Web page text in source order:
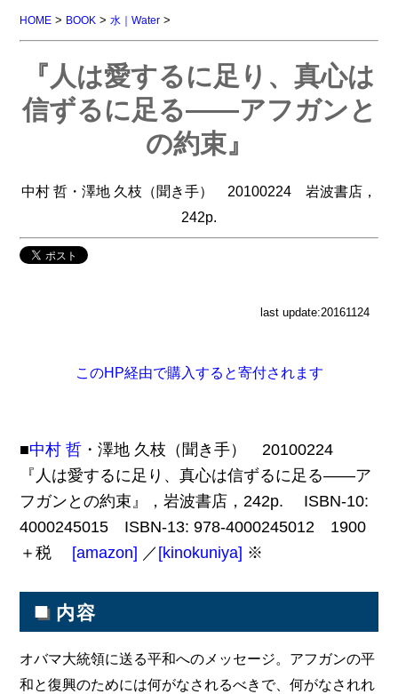
HOME > BOOK >水｜Water >
『人は愛するに足り、真心は
信ずるに足る――アフガンと
の約束』
中村 哲・澤地 久枝（聞き手） 20100224 岩波書店，
242p.
last update:20161124
このHP経由で購入すると寄付されます
■中村 哲 ・澤地 久枝（聞き手） 20100224
『人は愛するに足り、真心は信ずるに足る――ア
フガンとの約束』，岩波書店，242p. ISBN-10:
4000245015 ISBN-13: 978-4000245012 1900
＋税 [amazon] ／ [kinokuniya] ※
■ 内容
オバマ大統領に送る平和へのメッセージ。アフガンの平
和と復興のためには何がなされるべきで、何がなされれ